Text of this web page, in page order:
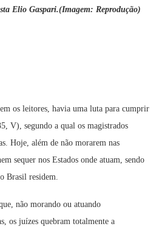
Elio Gaspari.(Imagem: Reprodução)
os leitores, havia uma luta para cumprir
V), segundo a qual os magistrados
Hoje, além de não morarem nas
sequer nos Estados onde atuam, sendo
Brasil residem.
não morando ou atuando
os juízes quebram totalmente a